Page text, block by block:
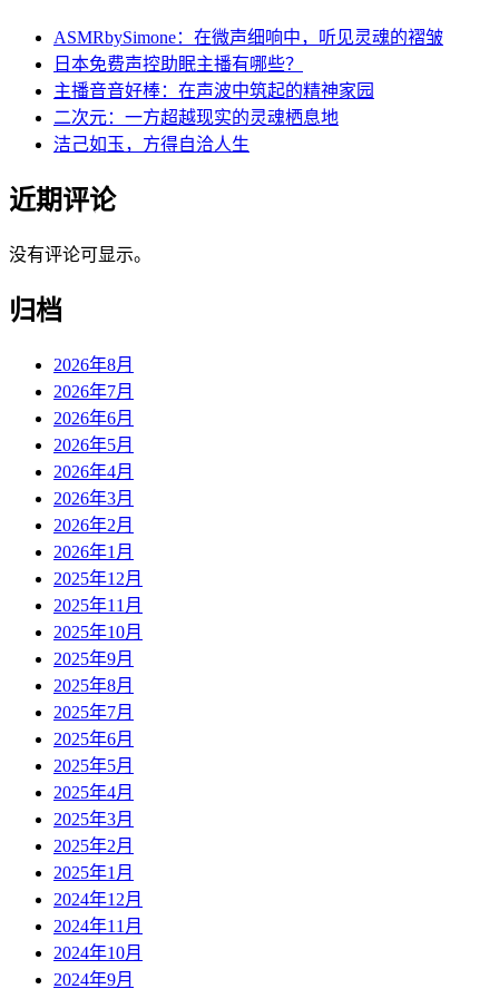
ASMRbySimone：在微声细响中，听见灵魂的褶皱
日本免费声控助眠主播有哪些？
主播音音好棒：在声波中筑起的精神家园
二次元：一方超越现实的灵魂栖息地
洁己如玉，方得自洽人生
近期评论
没有评论可显示。
归档
2026年8月
2026年7月
2026年6月
2026年5月
2026年4月
2026年3月
2026年2月
2026年1月
2025年12月
2025年11月
2025年10月
2025年9月
2025年8月
2025年7月
2025年6月
2025年5月
2025年4月
2025年3月
2025年2月
2025年1月
2024年12月
2024年11月
2024年10月
2024年9月